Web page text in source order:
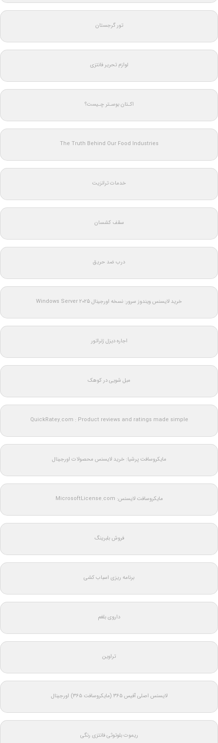
تور گرجستان
لوازم تحریر فانتزی
اکـتان بوسـتر چـیست؟
The Truth Behind Our Food Industries
خدمات ترانزیت
سقف کشسان
درب ضد حریق
خرید لایسنس ویندوز سرور: نسخه اورجینال Windows Server 2025
اجاره دیزل ژنراتور
مبل شویی در کوهک
QuickRatey.com : Product reviews and ratings made simple
مایکروسافت پرشیا: خرید لایسنس محصولات اورجینال
مایکروسافت لایسنس: MicrosoftLicense.com
فروش بلبرینگ
برنامه ریزی اسباب کشی
داروی بلغم
تراوین
لایسنس اصلی آفیس ۳۶۵ (مایکروسافت ۳۶۵) اورجینال
ریموت بلوتوثی فانتزی رنگی